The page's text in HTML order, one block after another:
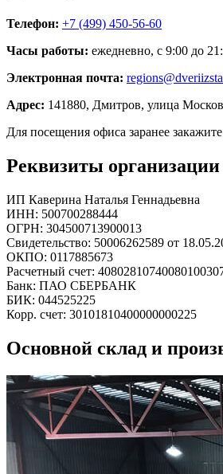
Телефон: +7 (499) 450-56-60
Часы работы: ежедневно, с 9:00 до
Электронная почта:
Адрес: 141880, Дмитров, улица
Для посещения офиса заранее
Реквизиты организации
ИП Каверина Наталья Геннадьевна
ИНН: 500700288444
ОГРН: 304500713900013
Свидетельство: 50006262589 от
ОКПО: 0117885673
Расчетный счет:
Банк: ПАО СБЕРБАНК
БИК: 044525225
Корр. счет: 30101810400000000225
Основной склад и